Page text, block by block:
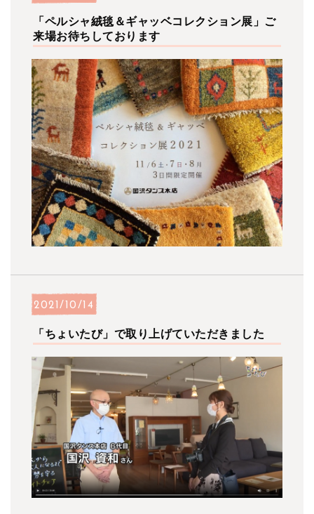
「ペルシャ絨毯＆ギャッベコレクション展」ご
来場お待ちしております
2021/10/14
「ちょいたび」で取り上げていただきました